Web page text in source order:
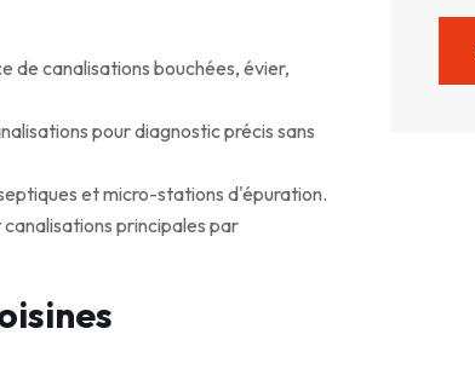
canalisations bouchées, évier,
pour diagnostic précis sans
et micro-stations d'épuration.
principales par